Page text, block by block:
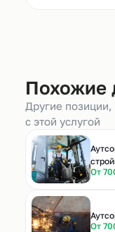
Похожие
Другие
с этой услугой
От
От